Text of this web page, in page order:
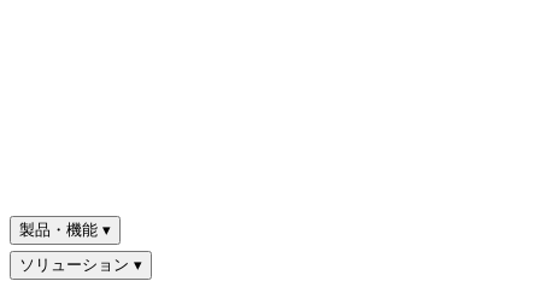
製品・機能 ▾
ソリューション ▾